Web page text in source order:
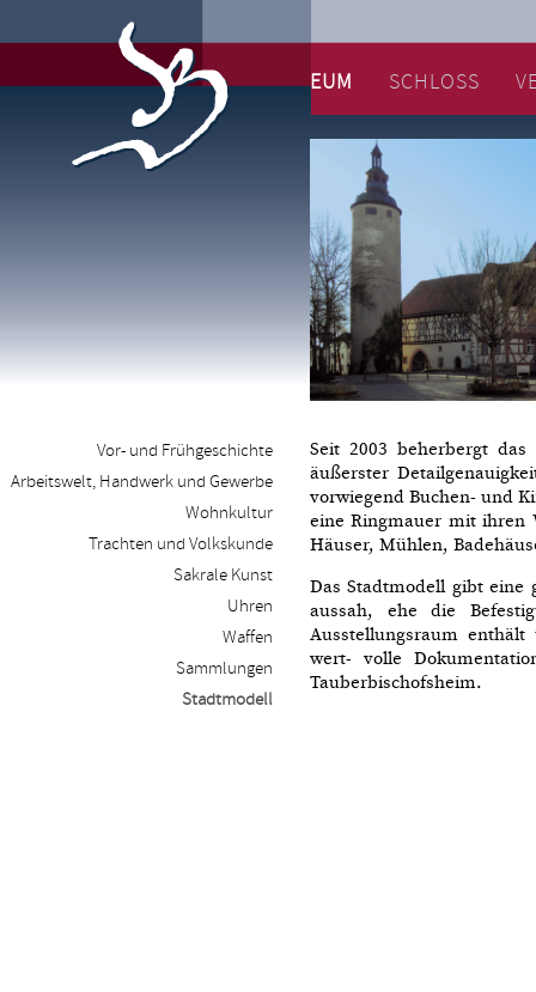
MUSEUM SCHLOSS
Vor- und Frühgeschichte
Arbeitswelt, Handwerk und Gewerbe
Wohnkultur
Trachten und Volkskunde
Sakrale Kunst
Uhren
Waffen
Sammlungen
Stadtmodell
Seit 2003 beherbergt
äußerster
vorwiegend Buchen- und
eine Ringmauer mit ihren
Häuser, Mühlen,
Das Stadtmodell gibt eine
aussah, ehe die
Ausstellungsraum
wert- volle
Tauberbischofsheim.